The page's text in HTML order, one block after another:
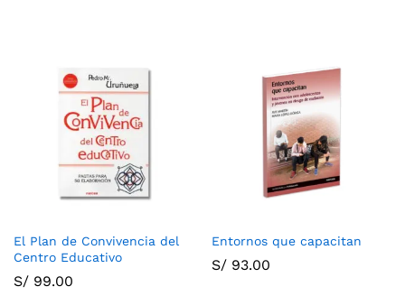
El Plan de Convivencia del
Centro Educativo
S/ 99.00
Entornos que capacitan
S/ 93.00